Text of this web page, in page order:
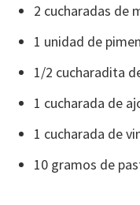
2 cucharadas de
1 unidad de
1/2 cucharadita
1 cucharada de
1 cucharada de
10 gramos de